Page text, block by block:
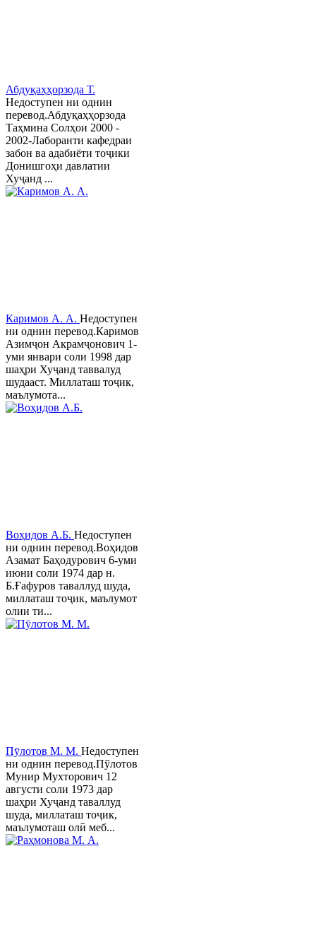
Абдуқаҳҳорзода Т.
Недоступен ни однин
перевод.Абдуқаҳҳорзода
Таҳмина Солҳои 2000 -
2002-Лаборанти кафедраи
забон ва адабиёти тоҷики
Донишгоҳи давлатии
Хуҷанд ...
Каримов А. А. Недоступен
ни однин перевод.Каримов
Азимҷон Акрамҷонович 1-
уми январи соли 1998 дар
шаҳри Хуҷанд таввалуд
шудааст. Миллаташ тоҷик,
маълумота...
Воҳидов А.Б. Недоступен
ни однин перевод.Воҳидов
Азамат Баҳодурович 6-уми
июни соли 1974 дар н.
Б.Ғафуров таваллуд шуда,
миллаташ тоҷик, маълумот
олии ти...
Пӯлотов М. М. Недоступен
ни однин перевод.Пўлотов
Мунир Мухторович 12
августи соли 1973 дар
шаҳри Хуҷанд таваллуд
шуда, миллаташ тоҷик,
маълумоташ олӣ меб...